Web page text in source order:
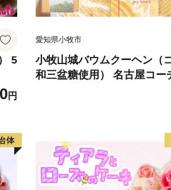
5
円
愛知県小牧市
小牧山城バウムクーヘン（
和三盆糖使用） 名古屋コー
ーヘン 和三盆 小牧銘菓 バ
常温 愛知県 小牧市 アンプ